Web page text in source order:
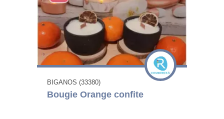
BIGANOS (33380)
Bougie Orange confite